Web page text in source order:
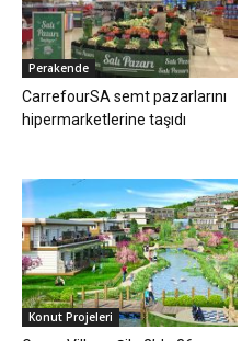
Perakende
CarrefourSA semt pazarlarını
hipermarketlerine taşıdı
Konut Projeleri